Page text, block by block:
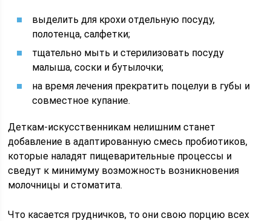
выделить для крохи отдельную посуду,
полотенца, салфетки;
тщательно мыть и стерилизовать посуду
малыша, соски и бутылочки;
на время лечения прекратить поцелуи в губы и
совместное купание.
Деткам-искусственникам нелишним станет
добавление в адаптированную смесь пробиотиков,
которые наладят пищеварительные процессы и
сведут к минимуму возможность возникновения
молочницы и стоматита.
Что касается грудничков, то они свою порцию всех